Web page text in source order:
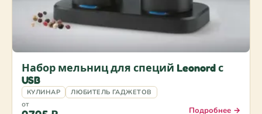
Набор мельниц для специй Leonord с
USB
КУЛИНАР ЛЮБИТЕЛЬ ГАДЖЕТОВ
от
Подробнее →